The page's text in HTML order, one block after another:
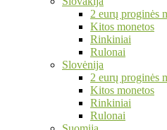
2 eurų proginės
Kitos monetos
Rinkiniai
Rulonai
Slovėnija
2 eurų proginės
Kitos monetos
Rinkiniai
Rulonai